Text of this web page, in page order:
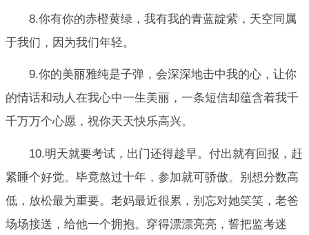
8.你有你的赤橙黄绿，我有我的青蓝靛紫，天空同属
于我们，因为我们年轻。
9.你的美丽雅纯是子弹，会深深地击中我的心，让你
的情话和动人在我心中一生美丽，一条短信却蕴含着我千
千万万个心愿，祝你天天快乐高兴。
10.明天就要考试，出门还得趁早。付出就有回报，赶
紧睡个好觉。毕竟熬过十年，参加就可骄傲。别想分数高
低，放松最为重要。老妈最近很累，别忘对她笑笑，老爸
场场接送，给他一个拥抱。穿得漂漂亮亮，誓把监考迷